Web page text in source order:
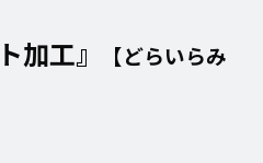
加工』
【どらいらみ